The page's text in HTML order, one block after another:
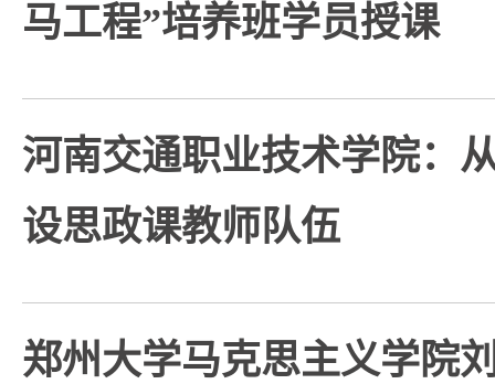
马工程”培养班学员授课
河南交通职业技术学院：
设思政课教师队伍
郑州大学马克思主义学院